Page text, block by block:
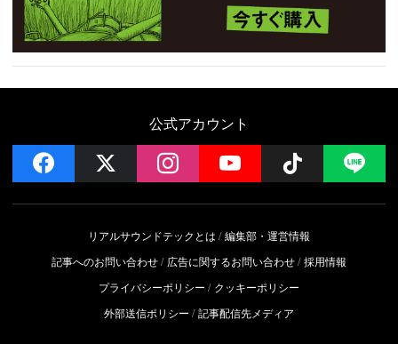
公式アカウント
facebook instagramYouTube Follow
リアルサウンドテックとは
編集部・運営情報
記事へのお問い合わせ
広告に関するお問い合わせ 採用情報
プライバシーポリシー
クッキーポリシー
外部送信ポリシー
記事配信先メディア